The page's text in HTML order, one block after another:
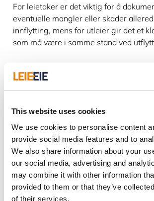
This website uses cookies
We use cookies to personalise content
provide social media features and to
We also share information about your
our social media, advertising and
may combine it with other information
provided to them or that they’ve
of their services.
For leietaker er det viktig for å
eventuelle mangler eller skader
innflytting, mens for utleier gir det et
som må være i samme stand ved
eller eiendomsmegler, og det er vanlig
avtalen signerer for å bekrefte
Dette må du passe
innflyttningsprotokoll
Gå nøye gjennom hele boligen:
grundig, inkludert mindre synlige
baderomskroker, vinduskarmer, bak